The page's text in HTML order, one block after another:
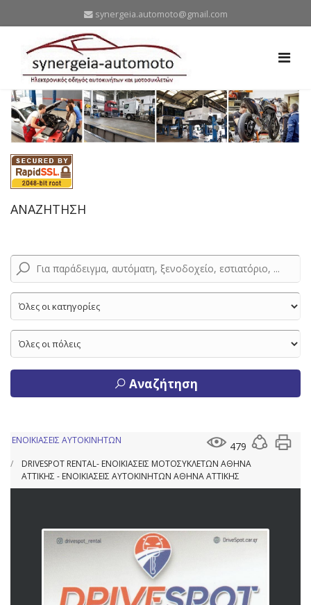
synergeia.automoto@gmail.com
ΑΝΑΖΗΤΗΣΗ
Αναζήτηση
479
ΕΝΟΙΚΙΑΣΕΙΣ ΑΥΤΟΚΙΝΗΤΩΝ
DRIVESPOT RENTAL- ΕΝΟΙΚΙΑΣΕΙΣ ΜΟΤΟΣΥΚΛΕΤΩΝ ΑΘΗΝΑ
ΑΤΤΙΚΗΣ - ΕΝΟΙΚΙΑΣΕΙΣ ΑΥΤΟΚΙΝΗΤΩΝ ΑΘΗΝΑ ΑΤΤΙΚΗΣ